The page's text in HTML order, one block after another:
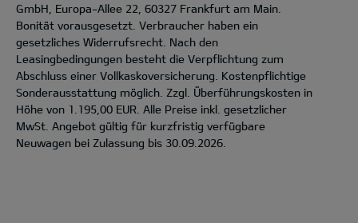
GmbH, Europa-Allee 22, 60327 Frankfurt am Main.
Bonität vorausgesetzt. Verbraucher haben ein
gesetzliches Widerrufsrecht. Nach den
Leasingbedingungen besteht die Verpflichtung zum
Abschluss einer Vollkaskoversicherung. Kostenpflichtige
Sonderausstattung möglich. Zzgl. Überführungskosten in
Höhe von 1.195,00 EUR. Alle Preise inkl. gesetzlicher
MwSt. Angebot gültig für kurzfristig verfügbare
Neuwagen bei Zulassung bis 30.09.2026.